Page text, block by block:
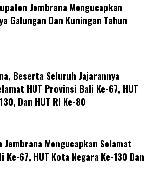
Jembrana Mengucapkan
Galungan Dan Kuningan Tahun
Beserta Seluruh Jajarannya
HUT Provinsi Bali Ke-67, HUT
Dan HUT RI Ke-80
Jembrana Mengucapkan Selamat
Ke-67, HUT Kota Negara Ke-130 Dan